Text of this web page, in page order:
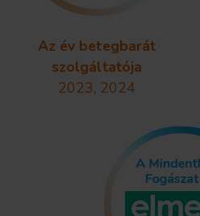
Az év betegbarát
szolgáltatója
2023, 2024